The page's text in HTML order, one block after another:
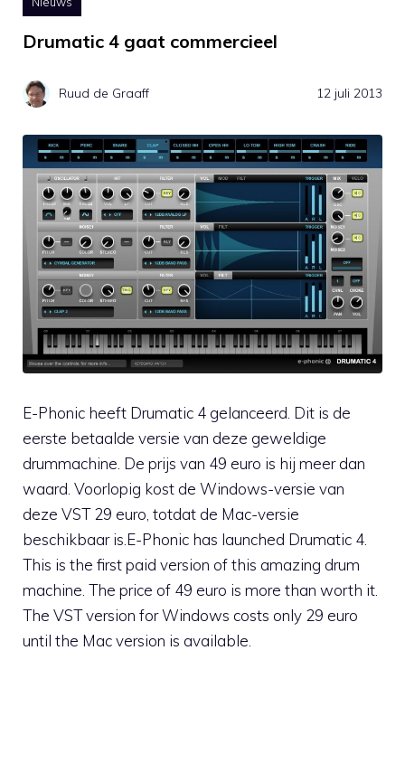
Drumatic 4 gaat commercieel
Ruud de Graaff 12 juli 2013
E-Phonic heeft Drumatic 4 gelanceerd. Dit is de
eerste betaalde versie van deze geweldige
drummachine. De prijs van 49 euro is hij meer dan
waard. Voorlopig kost de Windows-versie van
deze VST 29 euro, totdat de Mac-versie
beschikbaar is.E-Phonic has launched Drumatic 4.
This is the first paid version of this amazing drum
machine. The price of 49 euro is more than worth it.
The VST version for Windows costs only 29 euro
until the Mac version is available.